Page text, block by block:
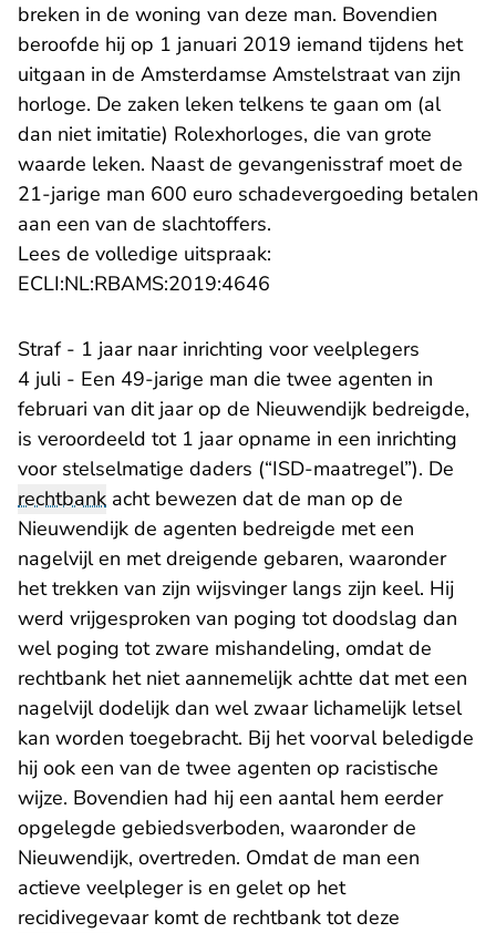
breken in de woning van deze man. Bovendien
beroofde hij op 1 januari 2019 iemand tijdens het
uitgaan in de Amsterdamse Amstelstraat van zijn
horloge. De zaken leken telkens te gaan om (al
dan niet imitatie) Rolexhorloges, die van grote
waarde leken. Naast de gevangenisstraf moet de
21-jarige man 600 euro schadevergoeding betalen
aan een van de slachtoffers.
Lees de volledige uitspraak:
ECLI:NL:RBAMS:2019:4646
Straf - 1 jaar naar inrichting voor veelplegers
4 juli - Een 49-jarige man die twee agenten in
februari van dit jaar op de Nieuwendijk bedreigde,
is veroordeeld tot 1 jaar opname in een inrichting
voor stelselmatige daders (“ISD-maatregel”). De
rechtbank acht bewezen dat de man op de
Nieuwendijk de agenten bedreigde met een
nagelvijl en met dreigende gebaren, waaronder
het trekken van zijn wijsvinger langs zijn keel. Hij
werd vrijgesproken van poging tot doodslag dan
wel poging tot zware mishandeling, omdat de
rechtbank het niet aannemelijk achtte dat met een
nagelvijl dodelijk dan wel zwaar lichamelijk letsel
kan worden toegebracht. Bij het voorval beledigde
hij ook een van de twee agenten op racistische
wijze. Bovendien had hij een aantal hem eerder
opgelegde gebiedsverboden, waaronder de
Nieuwendijk, overtreden. Omdat de man een
actieve veelpleger is en gelet op het
recidivegevaar komt de rechtbank tot deze